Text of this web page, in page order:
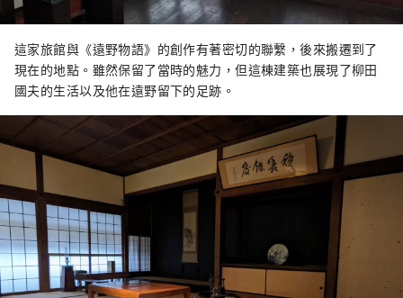
這家旅館與《遠野物語》的創作有著密切的聯繫，後來搬遷到了
現在的地點。雖然保留了當時的魅力，但這棟建築也展現了柳田
國夫的生活以及他在遠野留下的足跡。